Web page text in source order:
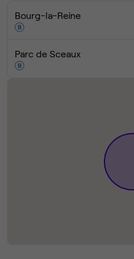
Bourg-la-Reine
Parc de Sceaux